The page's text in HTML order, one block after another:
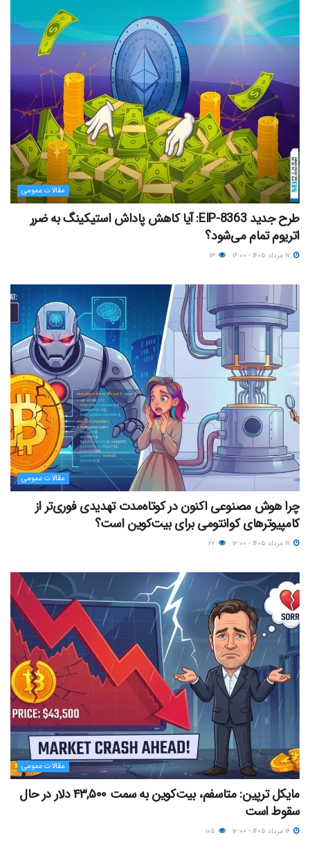
مقالات عمومی
طرح جدید EIP-8363: آیا کاهش پاداش استیکینگ به ضرر
اتریوم تمام می‌شود؟
مقالات عمومی
چرا هوش مصنوعی اکنون در کوتاه‌مدت تهدیدی فوری‌تر از
کامپیوترهای کوانتومی برای بیت‌کوین است؟
مقالات عمومی
مایکل ترپین: متاسفم، بیت‌کوین به سمت ۴۳,۵۰۰ دلار در حال
سقوط است